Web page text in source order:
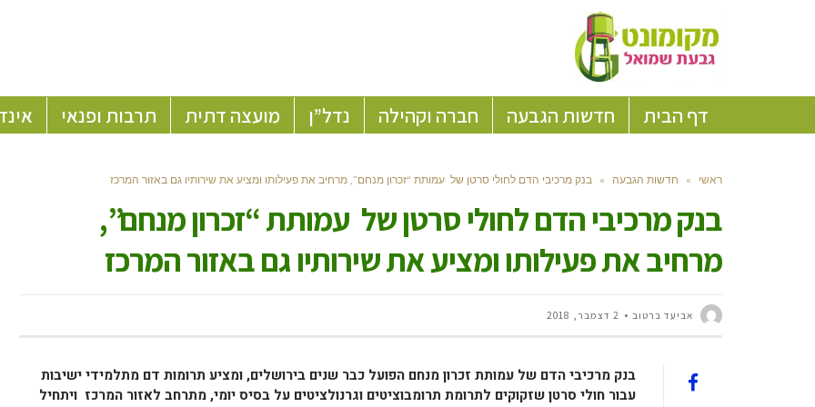
דף הבית חדשות הגבעה חברה וקהילה נדל”ן מועצה דתית תרבות ופנאי
ראשי » חדשות הגבעה » בנק מרכיבי הדם לחולי סרטן של עמותת “זכרון מנחם”, מרחיב את פעילותו ומציע את שירותיו גם באזור המרכז
בנק מרכיבי הדם לחולי סרטן של עמותת “זכרון מנחם”,
מרחיב את פעילותו ומציע את שירותיו גם באזור המרכז
אביעד ברטוב 2 דצמבר, 2018
בנק מרכיבי הדם של עמותת זכרון מנחם הפועל כבר שנים בירושלים, ומציע תרומות דם מתלמידי ישיבות
עבור חולי סרטן שזקוקים לתרומת תרומבוציטים וגרנולציטים על בסיס יומי, מתרחב לאזור המרכז ויתחיל